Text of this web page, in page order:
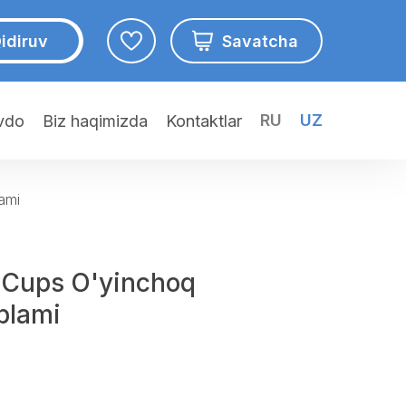
Savatcha
Biz haqimizda Kontaktlar RU UZ
O'yinchoq